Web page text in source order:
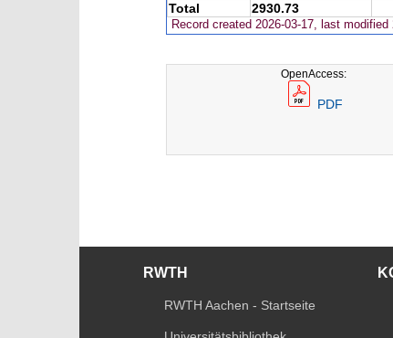
Total
2930.73
Record created 2026-03-17, last modified
OpenAccess:
PDF
RWTH
RWTH Aachen - Startseite